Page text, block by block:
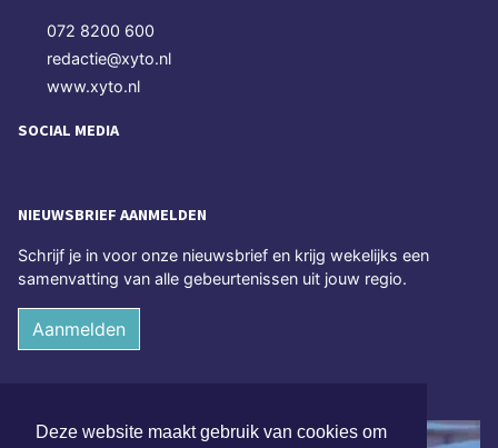
Deze website maakt gebruik van cookies om
072 8200 600
redactie@xyto.nl
www.xyto.nl
SOCIAL MEDIA
NIEUWSBRIEF AANMELDEN
Schrijf je in voor onze nieuwsbrief en krijg wekelijks een
samenvatting van alle gebeurtenissen uit jouw regio.
Aanmelden